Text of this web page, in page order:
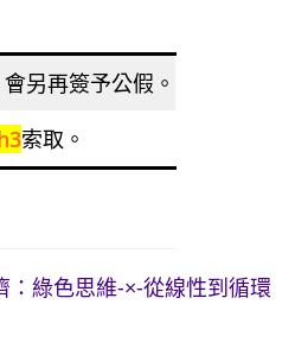
另再簽予公假。
索取。
：綠色思維-×-從線性到循環